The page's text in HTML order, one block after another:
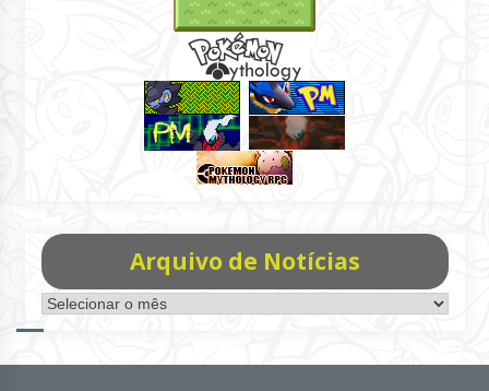
Arquivo de Notícias
Arquivo
de